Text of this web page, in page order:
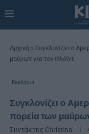
Αρχική » Συγκλονίζει ο
μαύρων για τον Φλόϊντ
Εκκλησία
Συγκλονίζει ο
πορεία των
Συντάκτης Christina